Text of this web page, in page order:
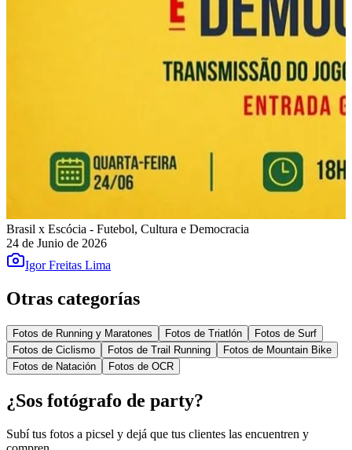
Brasil x Escócia - Futebol, Cultura e Democracia
24 de Junio de 2026
Igor Freitas Lima
Otras categorías
Fotos de Running y Maratones Fotos de Triatlón
Fotos de Surf
Fotos de Ciclismo
Fotos de Trail Running
Fotos de Mountain Bike
Fotos de Natación
Fotos de OCR
¿Sos fotógrafo de party?
Subí tus fotos a picsel y dejá que tus clientes las encuentren y